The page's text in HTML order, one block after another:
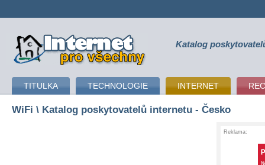
připojení k internetu Katalog
TITULKA TECHNOLOGIE INTERNET
WiFi \ Katalog poskytovatelů internetu - Česko
Reklama: